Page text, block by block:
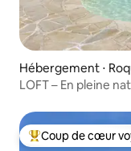
Hébergement ⋅
LOFT – En pleine
Coups de cœur
Coup de cœur